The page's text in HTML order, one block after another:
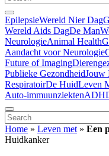
EpilepsieWereld Nier Dag
Wereld Aids DagDe Man
NeurologieAnimal Health
Aandacht voor Neurologie
Future of Imaging
Publieke GezondheidJouw
RespiratoirDe HuidLeven
Auto-immuunziekten
Home » Leven met » Een
Huidkanker